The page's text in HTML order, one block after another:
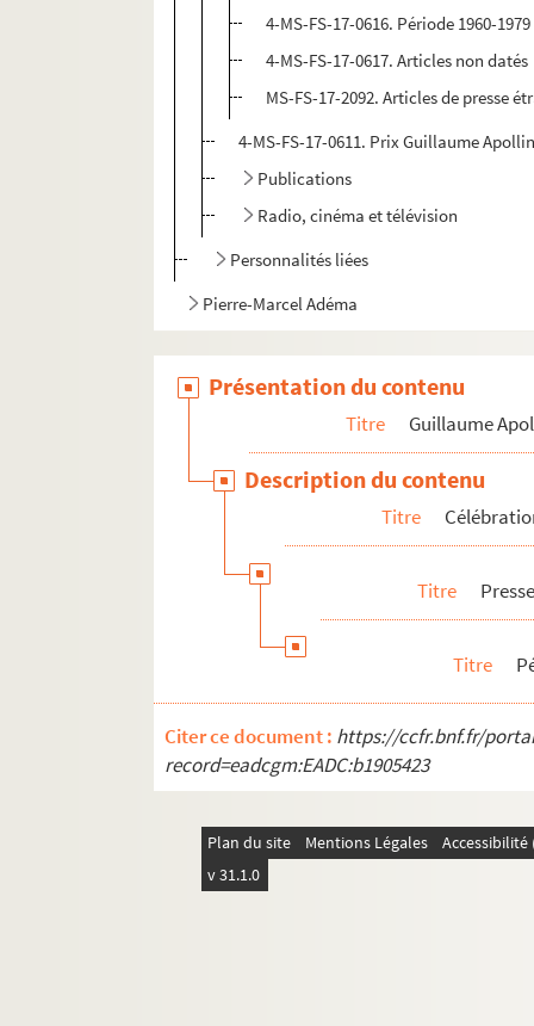
4-MS-FS-17-0616. Période 1960-1979
4-MS-FS-17-0617. Articles non datés
MS-FS-17-2092. Articles de presse
4-MS-FS-17-0611. Prix Guillaume
Publications
Radio, cinéma et télévision
Personnalités liées
Pierre-Marcel Adéma
Présentation du contenu
Titre Guillaume
Description du contenu
Titre
Titre
Titre
Citer ce document : https://ccfr.bnf.fr/
record=eadcgm:EADC:b1905423
Plan du site Mentions Légales
v 31.1.0